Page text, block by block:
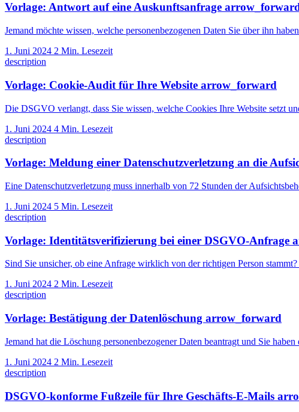
Vorlage: Antwort auf eine Auskunftsanfrage
Jemand möchte wissen, welche personenbezogenen Daten Sie über ihn
1. Juni 2024 2 Min. Lesezeit
description
Vorlage: Cookie-Audit für Ihre Website arrow_forward
Die DSGVO verlangt, dass Sie wissen, welche Cookies Ihre Website setzt
1. Juni 2024 4 Min. Lesezeit
description
Vorlage: Meldung einer Datenschutzverletzung an die
Eine Datenschutzverletzung muss innerhalb von 72 Stunden der
1. Juni 2024 5 Min. Lesezeit
description
Vorlage: Identitätsverifizierung bei einer DSGVO-Anfrage
Sind Sie unsicher, ob eine Anfrage wirklich von der richtigen Person
1. Juni 2024 2 Min. Lesezeit
description
Vorlage: Bestätigung der Datenlöschung arrow_forward
Jemand hat die Löschung personenbezogener Daten beantragt und Sie
1. Juni 2024 2 Min. Lesezeit
description
DSGVO-konforme Fußzeile für Ihre Geschäfts-E-Mails